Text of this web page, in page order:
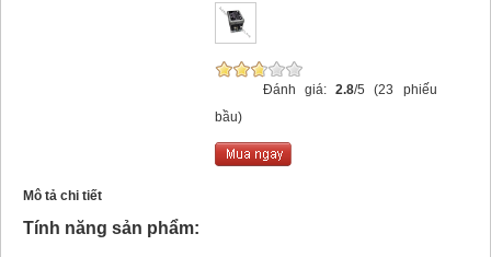
Đánh giá:2.8/5 (23 phiếu
bầu)
Mô tả chi tiết
Tính năng sản phẩm: